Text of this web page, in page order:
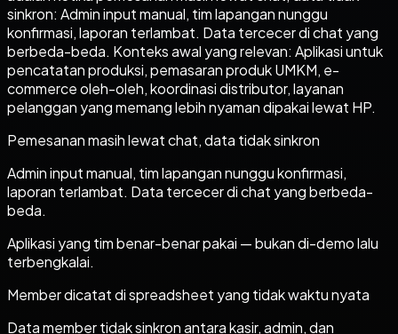
sinkron: Admin input manual, tim lapangan nunggu
konfirmasi, laporan terlambat. Data tercecer di chat yang
berbeda-beda. Konteks awal yang relevan: Aplikasi untuk
pencatatan produksi, pemasaran produk UMKM, e-
commerce oleh-oleh, koordinasi distributor, layanan
pelanggan yang memang lebih nyaman dipakai lewat HP.
Pemesanan masih lewat chat, data tidak sinkron
Admin input manual, tim lapangan nunggu konfirmasi,
laporan terlambat. Data tercecer di chat yang berbeda-
beda.
Aplikasi yang tim benar-benar pakai — bukan di-demo lalu
terbengkalai.
Member dicatat di spreadsheet yang tidak waktu nyata
Data member tidak sinkron antara kasir, admin, dan